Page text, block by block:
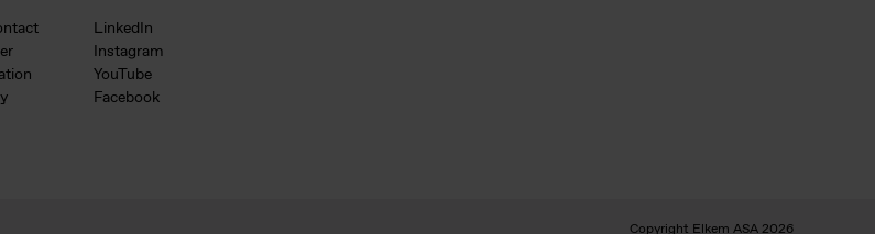
LinkedIn
Instagram
YouTube
Facebook
Copyright Elkem ASA 2026